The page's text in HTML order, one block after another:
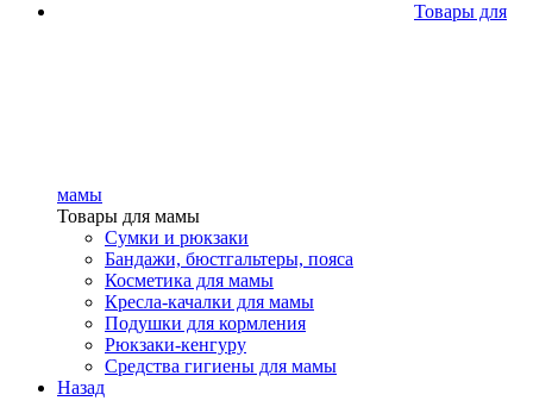
Товары для
мамы
Товары для мамы
Сумки и рюкзаки
Бандажи, бюстгальтеры, пояса
Косметика для мамы
Кресла-качалки для мамы
Подушки для кормления
Рюкзаки-кенгуру
Средства гигиены для мамы
Назад